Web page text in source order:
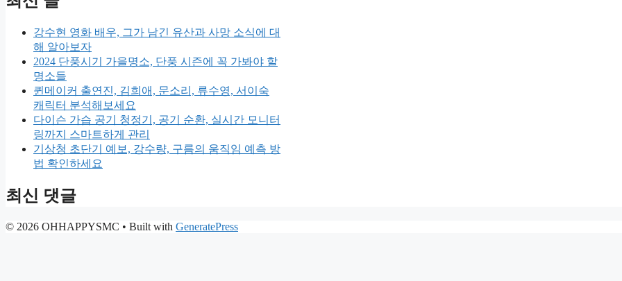
강수현 영화 배우, 그가 남긴 유산과 사망 소식에 대
해 알아보자
2024 단풍시기 가을명소, 단풍 시즌에 꼭 가봐야 할
명소들
퀸메이커 출연진, 김희애, 문소리, 류수영, 서이숙
캐릭터 분석해보세요
다이슨 가습 공기 청정기, 공기 순환, 실시간 모니터
링까지 스마트하게 관리
기상청 초단기 예보, 강수량, 구름의 움직임 예측 방
법 확인하세요
최신 댓글
© 2026 OHHAPPYSMC • Built with GeneratePress